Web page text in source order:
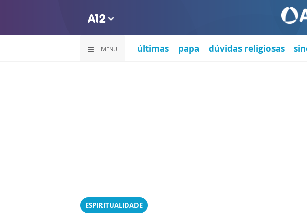
MENU últimas papa dúvidas religiosas
ESPIRITUALIDADE